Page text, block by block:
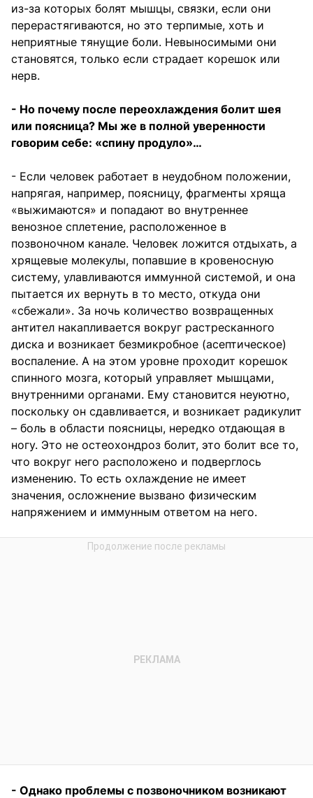
из-за которых болят мышцы, связки, если они
перерастягиваются, но это терпимые, хоть и
неприятные тянущие боли. Невыносимыми они
становятся, только если страдает корешок или
нерв.
- Но почему после переохлаждения болит шея
или поясница? Мы же в полной уверенности
говорим себе: «спину продуло»…
- Если человек работает в неудобном положении,
напрягая, например, поясницу, фрагменты хряща
«выжимаются» и попадают во внутреннее
венозное сплетение, расположенное в
позвоночном канале. Человек ложится отдыхать, а
хрящевые молекулы, попавшие в кровеносную
систему, улавливаются иммунной системой, и она
пытается их вернуть в то место, откуда они
«сбежали». За ночь количество возвращенных
антител накапливается вокруг растресканного
диска и возникает безмикробное (асептическое)
воспаление. А на этом уровне проходит корешок
спинного мозга, который управляет мышцами,
внутренними органами. Ему становится неуютно,
поскольку он сдавливается, и возникает радикулит
– боль в области поясницы, нередко отдающая в
ногу. Это не остеохондроз болит, это болит все то,
что вокруг него расположено и подверглось
изменению. То есть охлаждение не имеет
значения, осложнение вызвано физическим
напряжением и иммунным ответом на него.
- Однако проблемы с позвоночником возникают